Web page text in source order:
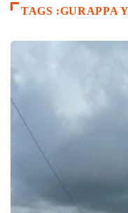
TAGS :GURAPPA